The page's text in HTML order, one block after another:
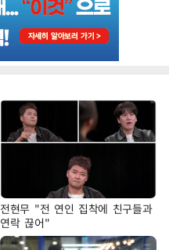
전현무 "전 연인 집착에 친구들과
연락 끊어"